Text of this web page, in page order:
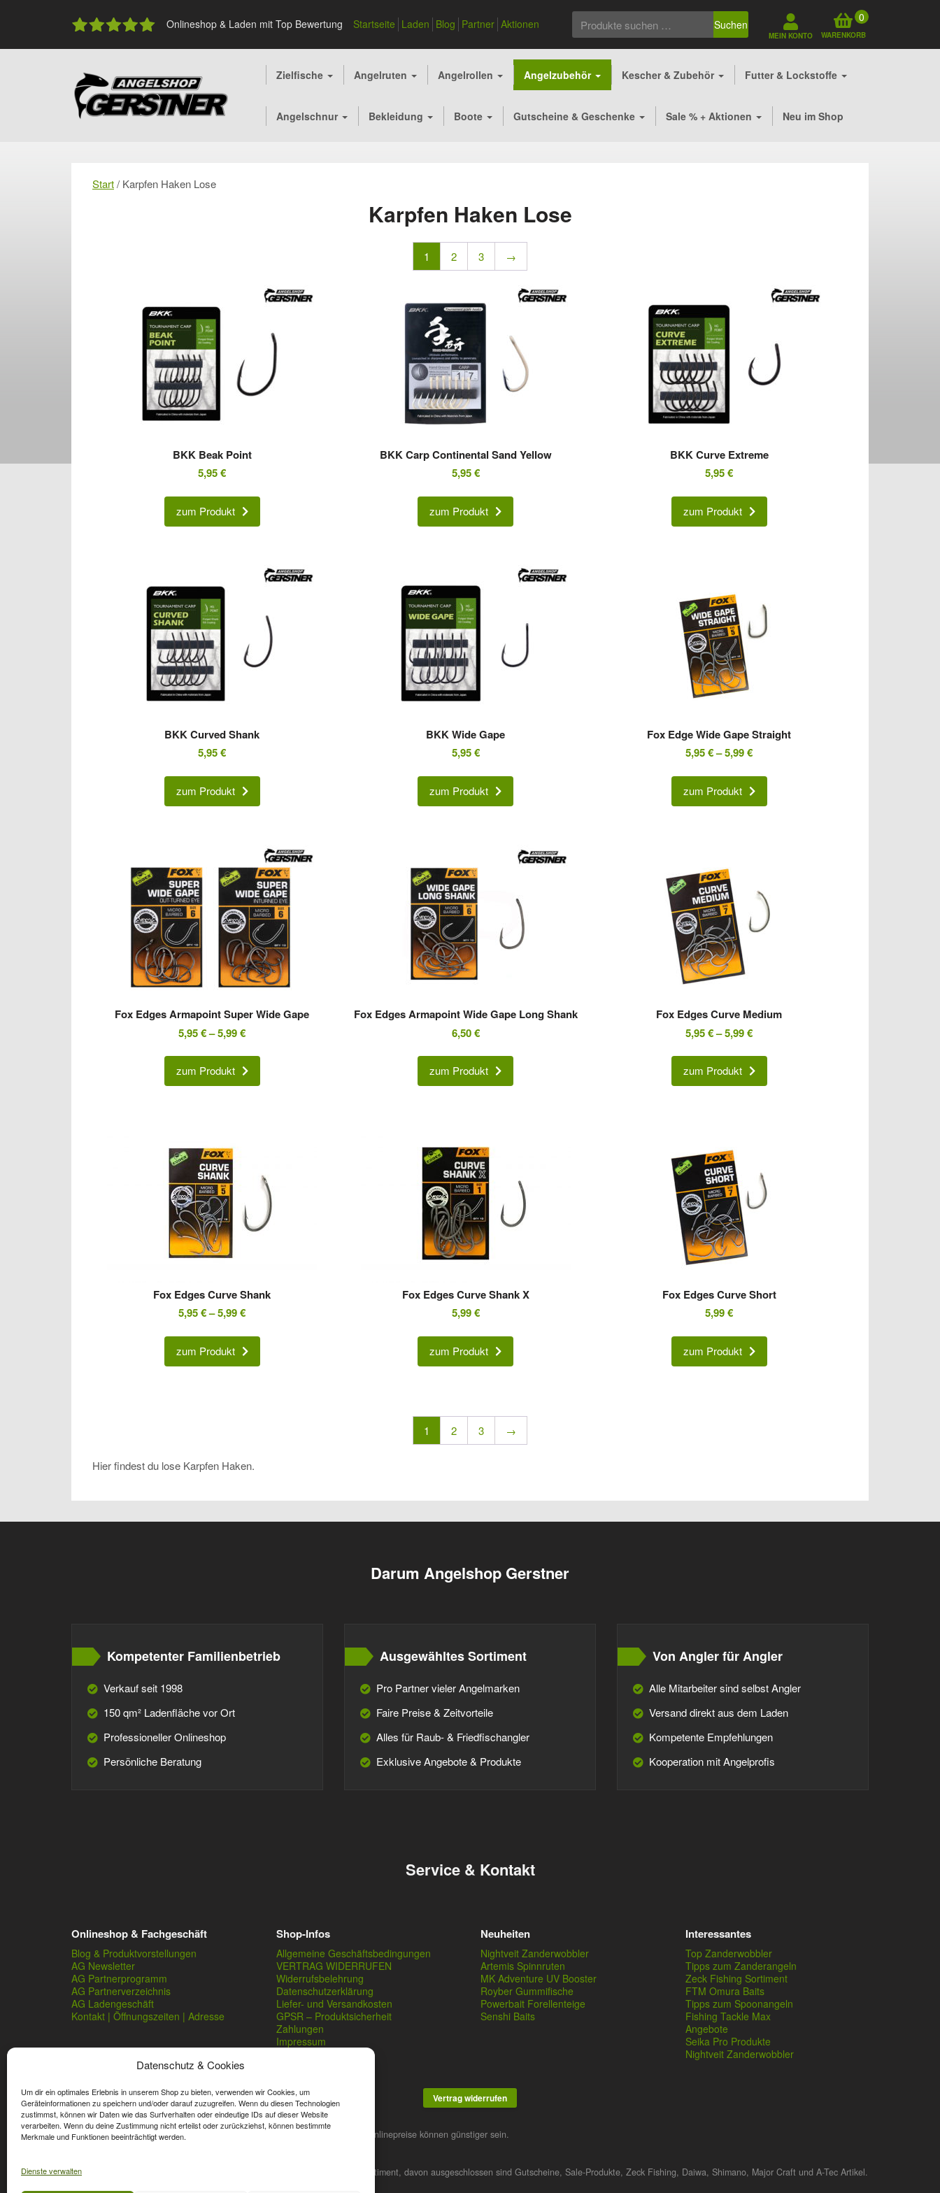
Datenschutz & Cookies
Um dir ein optimales Erlebnis in unserem Shop zu bieten, verwenden wir Cookies, um
Geräteinformationen zu speichern und/oder darauf zuzugreifen. Wenn du diesen Technologien
zustimmst, können wir Daten wie das Surfverhalten oder eindeutige IDs auf dieser Website
verarbeiten. Wenn du deine Zustimmung nicht erteilst oder zurückziehst, können bestimmte
Merkmale und Funktionen beeinträchtigt werden.
Dienste verwalten
Onlineshop & Laden mit Top Bewertung Startseite Laden Blog Partner Aktionen
nach:
Suchen
MEIN KONTO
0
WARENKORB
Zielfische Angelruten Angelrollen Angelzubehör Kescher & Zubehör Futter & Lockstoffe
Angelschnur Bekleidung Boote Gutscheine & Geschenke Sale % + Aktionen Neu im Shop
Start/ Karpfen Haken Lose
Karpfen Haken Lose
1 2 3 →
BKK Beak Point
5,95€
zum Produkt
BKK Carp Continental Sand Yellow
5,95€
zum Produkt
BKK Curve Extreme
5,95€
zum Produkt
BKK Curved Shank
5,95€
zum Produkt
BKK Wide Gape
5,95€
zum Produkt
Fox Edge Wide Gape Straight
5,95€–5,99€
zum Produkt
Fox Edges Armapoint Super Wide Gape
5,95€–5,99€
zum Produkt
Fox Edges Armapoint Wide Gape Long Shank
6,50€
zum Produkt
Fox Edges Curve Medium
5,95€–5,99€
zum Produkt
Fox Edges Curve Shank
5,95€–5,99€
zum Produkt
Fox Edges Curve Shank X
5,99€
zum Produkt
Fox Edges Curve Short
5,99€
zum Produkt
1 2 3 →
Hier findest du lose Karpfen Haken.
Darum Angelshop Gerstner
Kompetenter Familienbetrieb
Verkauf seit 1998
150 qm² Ladenfläche vor Ort
Professioneller Onlineshop
Persönliche Beratung
Ausgewähltes Sortiment
Pro Partner vieler Angelmarken
Faire Preise & Zeitvorteile
Alles für Raub- & Friedfischangler
Exklusive Angebote & Produkte
Von Angler für Angler
Alle Mitarbeiter sind selbst Angler
Versand direkt aus dem Laden
Kompetente Empfehlungen
Kooperation mit Angelprofis
Service & Kontakt
Onlineshop & Fachgeschäft
Blog & Produktvorstellungen
AG Newsletter
AG Partnerprogramm
AG Partnerverzeichnis
AG Ladengeschäft
Kontakt | Öffnungszeiten | Adresse
Shop-Infos
Allgemeine Geschäftsbedingungen
VERTRAG WIDERRUFEN
Widerrufsbelehrung
Datenschutzerklärung
Liefer- und Versandkosten
GPSR – Produktsicherheit
Zahlungen
Impressum
Neuheiten
Nightveit Zanderwobbler
Artemis Spinnruten
MK Adventure UV Booster
Royber Gummifische
Powerbait Forellenteige
Senshi Baits
Interessantes
Top Zanderwobbler
Tipps zum Zanderangeln
Zeck Fishing Sortiment
FTM Omura Baits
Tipps zum Spoonangeln
Fishing Tackle Max
Angebote
Seika Pro Produkte
Nightveit Zanderwobbler
Vertrag widerrufen
* Streichpreise sind reguläre Ladenpreise von Angelshop Gerstner. Unsere Onlinepreise können günstiger sein.
Affiliate, Partner Rabatt-Codes und Aktionscodes gelten für das gesamte Sortiment, davon ausgeschlossen sind Gutscheine, Sale-Produkte, Zeck Fishing, Daiwa, Shimano, Major Craft und A-Tec Artikel.